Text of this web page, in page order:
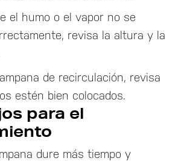
el humo o el vapor no se
revisa la altura y la
de recirculación, revisa
estén bien colocados.
para el
dure más tiempo y